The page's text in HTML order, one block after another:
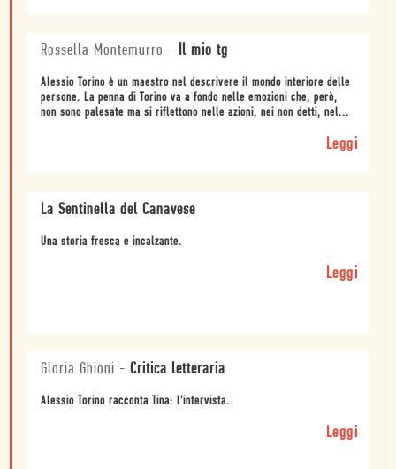
Rossella Montemurro - Il mio tg
Alessio Torino è un maestro nel descrivere il mondo interiore delle
persone. La penna di Torino va a fondo nelle emozioni che, però,
non sono palesate ma si riflettono nelle azioni, nei non detti, nel...
Leggi
La Sentinella del Canavese
Una storia fresca e incalzante.
Leggi
Gloria Ghioni - Critica letteraria
Alessio Torino racconta Tina: l'intervista.
Leggi